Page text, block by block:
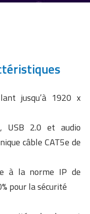
jusqu’à 1920 x
USB 2.0 et audio
câble CAT5e de
à la norme IP de
pour la sécurité